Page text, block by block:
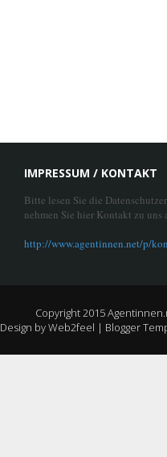
IMPRESSUM / KONTAKT
Bitte lesen Sie die
nehmen Sie hier Kontakt zu uns
http://www.agentinnen.net/p/
Copyright 2015
Design byWeb2feel | Blogger